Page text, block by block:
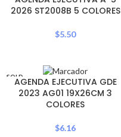
2026 ST2008B 5 COLORES
$5.50
SOLD
OUT
AGENDA EJECUTIVA GDE
2023 AG01 19X26CM 3
COLORES
$6.16